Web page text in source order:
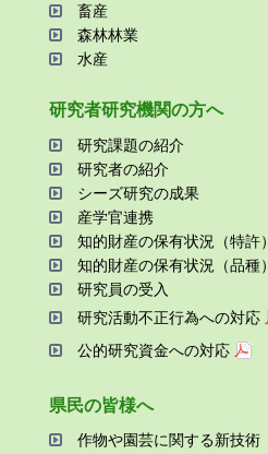
畜産
森林林業
⽔産
研究者研究機関の⽅へ
研究課題の紹介
研究者の紹介
シーズ研究の成果
産学官連携
知的財産の保有状況（特許）
知的財産の保有状況（品種）
研究員の受⼊
研究活動不正⾏為への対応
公的研究資金への対応
県⺠の皆様へ
作物や園芸に関する新技術